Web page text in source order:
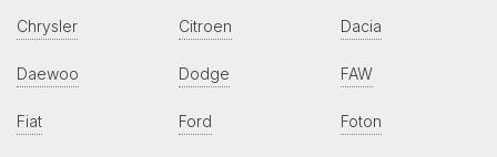
Chrysler Citroen Dacia
Daewoo Dodge FAW
Fiat Ford Foton